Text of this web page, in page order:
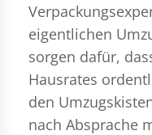
eigentlichen
sorgen dafür,
Hausrates
den
nach Absprache